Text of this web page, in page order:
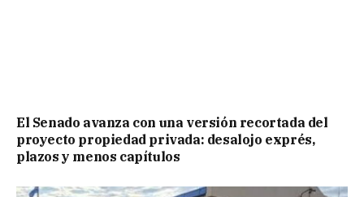
El Senado avanza con una versión recortada del
proyecto propiedad privada: desalojo exprés,
plazos y menos capítulos